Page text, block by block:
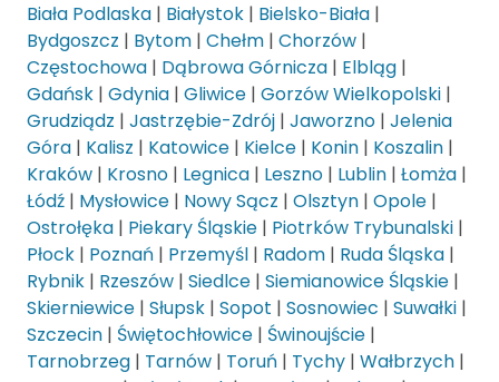
Biała Podlaska | Białystok | Bielsko-Biała |
Bydgoszcz | Bytom | Chełm | Chorzów |
Częstochowa | Dąbrowa Górnicza | Elbląg |
Gdańsk | Gdynia | Gliwice | Gorzów Wielkopolski |
Grudziądz | Jastrzębie-Zdrój | Jaworzno | Jelenia
Góra | Kalisz | Katowice | Kielce | Konin | Koszalin |
Kraków | Krosno | Legnica | Leszno | Lublin | Łomża |
Łódź | Mysłowice | Nowy Sącz | Olsztyn | Opole |
Ostrołęka | Piekary Śląskie | Piotrków Trybunalski |
Płock | Poznań | Przemyśl | Radom | Ruda Śląska |
Rybnik | Rzeszów | Siedlce | Siemianowice Śląskie |
Skierniewice | Słupsk | Sopot | Sosnowiec | Suwałki |
Szczecin | Świętochłowice | Świnoujście |
Tarnobrzeg | Tarnów | Toruń | Tychy | Wałbrzych |